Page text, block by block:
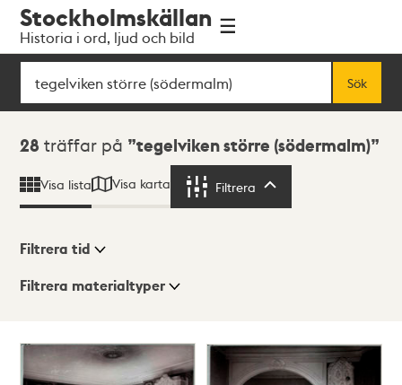
navigationen
huvudinnehållet
Stockholmskällan
Historia i ord, ljud och bild
Sök
Sök
Sökresultat
28 träffar på tegelviken större (södermalm)
Visa lista Visa karta Filtrera
Visningsläge
ListaKarta
Filtrera tid
Filtrera materialtyper
träffar